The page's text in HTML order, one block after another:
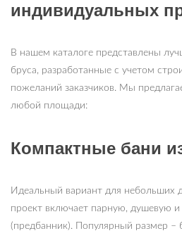
индивидуальных
В нашем каталоге представлены
бруса, разработанные с учетом
пожеланий заказчиков. Мы
любой площади:
Компактные бани
Идеальный вариант для небольших
проект включает парную, душевую
(предбанник). Популярный размер –